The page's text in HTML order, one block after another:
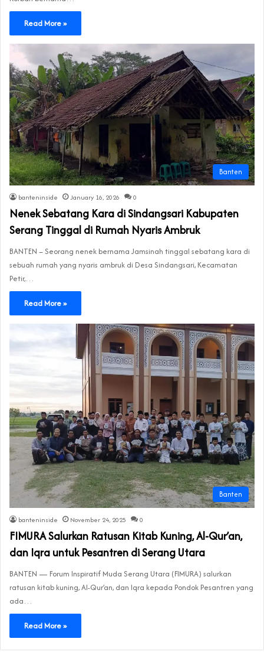
Read More »
Banten
banteninside January 16, 2026 0
Nenek Sebatang Kara di Sindangsari Kabupaten
Serang Tinggal di Rumah Nyaris Ambruk
BANTEN – Seorang nenek bernama Jamsinah tinggal sebatang kara di
sebuah rumah yang nyaris ambruk di Desa Sindangsari, Kecamatan
Petir,…
Read More »
Banten
banteninside November 24, 2025 0
FIMURA Salurkan Ratusan Kitab Kuning, Al-Qur’an,
dan Iqra untuk Pesantren di Serang Utara
BANTEN — Forum Inspiratif Muda Serang Utara (FIMURA) salurkan
ratusan kitab kuning, Al-Qur’an, dan Iqra kepada Pondok Pesantren yang
ada…
Read More »